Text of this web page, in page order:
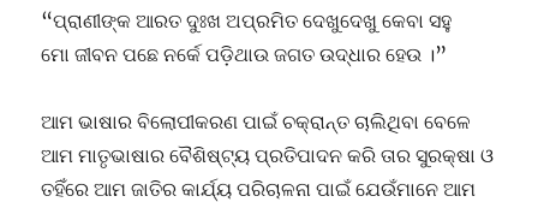
“ପ୍ରାଣୀଙ୍କ ଆରତ ଦୁଃଖ ଅପ୍ରମିତ ଦେଖୁଦେଖୁ କେବା ସହୁ
ମୋ ଜୀବନ ପଛେ ନର୍କେ ପଡ଼ିଥାଉ ଜଗତ ଉଦ୍ଧାର ହେଉ ।”
ଆମ ଭାଷାର ବିଲୋପୀକରଣ ପାଇଁ ଚକ୍ରାନ୍ତ ଚାଲିଥିବା ବେଳେ
ଆମ ମାତୃଭାଷାର ବୈଶିଷ୍ଟ୍ୟ ପ୍ରତିପାଦନ କରି ତାର ସୁରକ୍ଷା ଓ
ତହିଁରେ ଆମ ଜାତିର କାର୍ଯ୍ୟ ପରିଚାଳନା ପାଇଁ ଯେଉଁମାନେ ଆମ